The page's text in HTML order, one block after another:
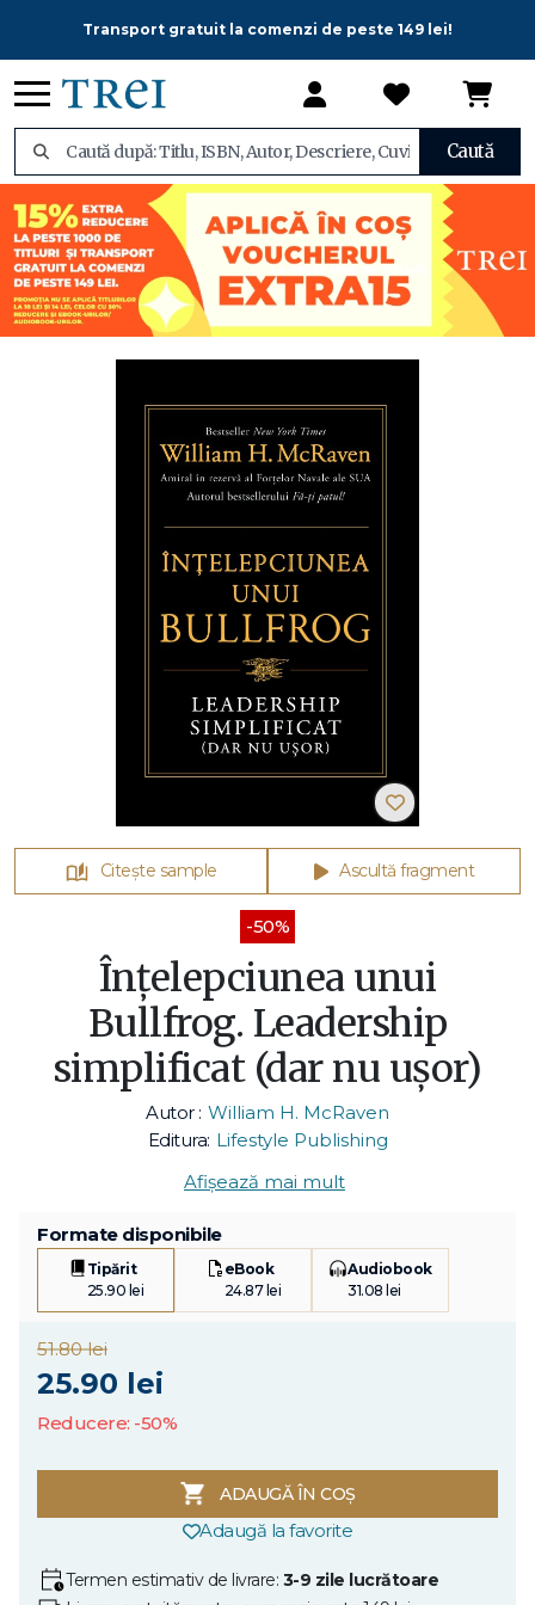
Transport gratuit la comenzi de peste 149 lei!
Caută
Citește sample Ascultă fragment
-50%
Înțelepciunea unui
Bullfrog. Leadership
simplificat (dar nu ușor)
Autor : William H. McRaven
Editura: Lifestyle Publishing
Afișează mai mult
Formate disponibile
Tipărit
25.90 lei
eBook
24.87 lei
Audiobook
31.08 lei
51.80 lei
25.90 lei
Reducere: -50%
ADAUGĂ ÎN COȘ
Adaugă la favorite
Termen estimativ de livrare: 3-9 zile lucrătoare